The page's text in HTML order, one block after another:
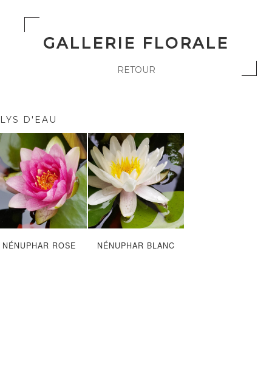
GALLERIE FLORALE
RETOUR
LYS D'EAU
NÉNUPHAR ROSE NÉNUPHAR BLANC